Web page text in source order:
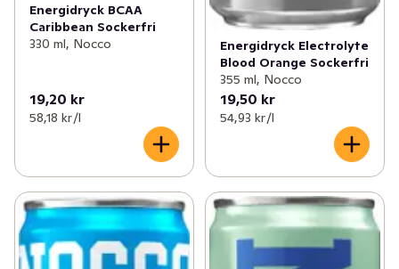
Energidryck BCAA
Caribbean Sockerfri
330 ml, Nocco
19,20 kr
58,18 kr /l
Energidryck Electrolyte
Blood Orange Sockerfri
355 ml, Nocco
19,50 kr
54,93 kr /l